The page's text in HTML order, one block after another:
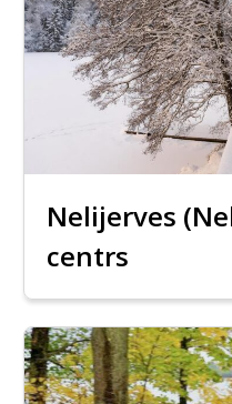
Nelijerves
centrs